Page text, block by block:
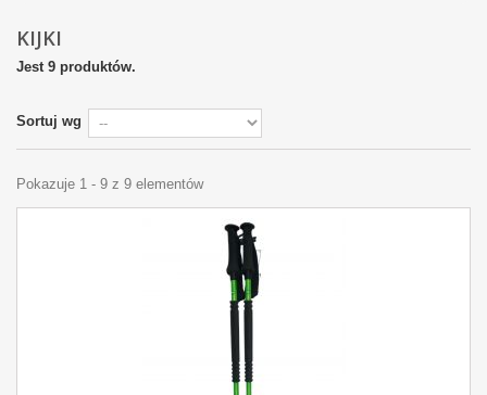
KIJKI
Jest 9 produktów.
Sortuj wg
Pokazuje 1 - 9 z 9 elementów